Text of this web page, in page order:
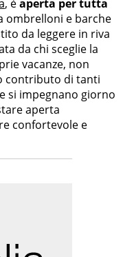
, èaperta per tutta
ombrelloni e barche
da leggere in riva
da chi sceglie la
vacanze, non
contributo di tanti
si impegnano giorno
aperta
confortevole e